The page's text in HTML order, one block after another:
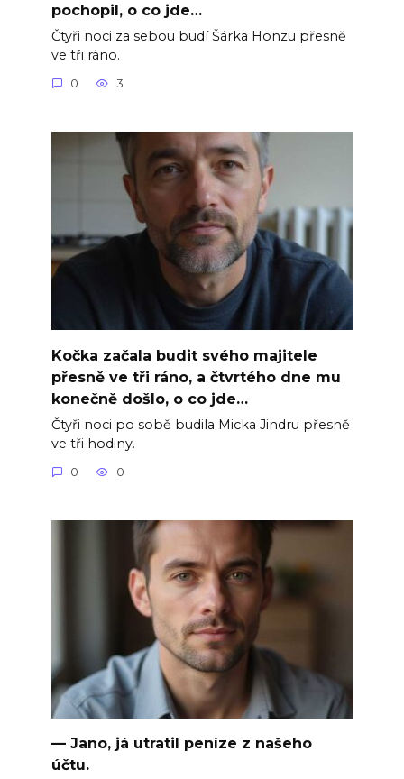
pochopil, o co jde…
Čtyři noci za sebou budí Šárka Honzu přesně
ve tři ráno.
0 3
Kočka začala budit svého majitele
přesně ve tři ráno, a čtvrtého dne mu
konečně došlo, o co jde…
Čtyři noci po sobě budila Micka Jindru přesně
ve tři hodiny.
0 0
— Jano, já utratil peníze z našeho
účtu.